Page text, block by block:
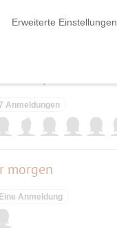
Erweiterte Einstellungen
Anmeldungen
morgen
Eine Anmeldung